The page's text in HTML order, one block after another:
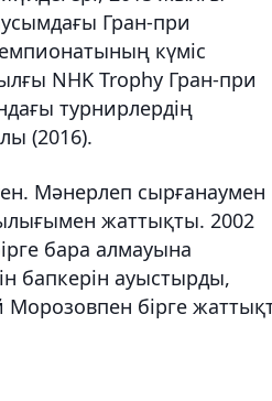
Гран-при
күміс
NHK Trophy Гран-при
турнирлердің
(2016).
Мәнерлеп сырғанаумен
жаттықты. 2002
бара алмауына
бапкерін ауыстырды,
Морозовпен бірге